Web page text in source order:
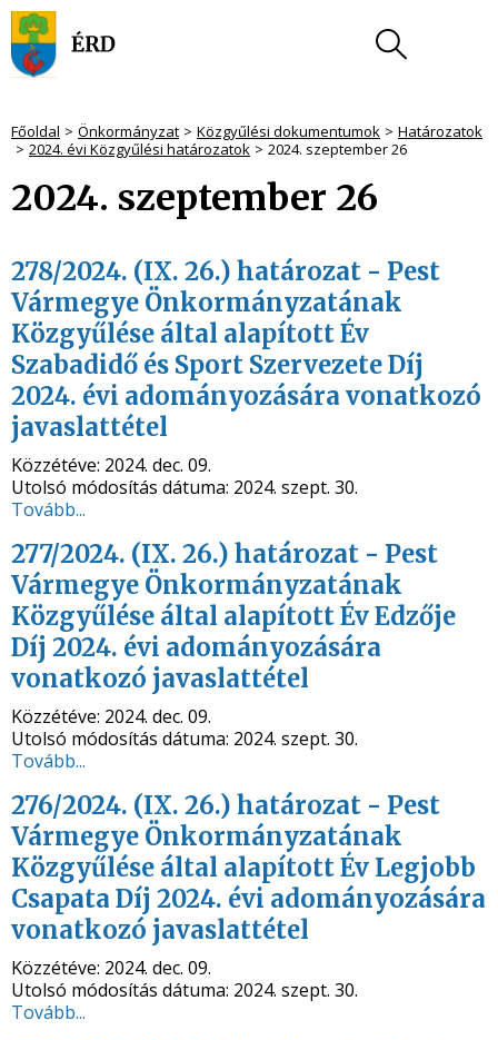
Főoldal Önkormányzat Közgyűlési dokumentumok
Határozatok
2024. évi Közgyűlési határozatok
2024. szeptember 26
2024. szeptember 26
278/2024. (IX. 26.) határozat - Pest
Vármegye Önkormányzatának
Közgyűlése által alapított Év
Szabadidő és Sport Szervezete Díj
2024. évi adományozására vonatkozó
javaslattétel
Közzétéve: 2024. dec. 09.
Utolsó módosítás dátuma: 2024. szept. 30.
Tovább...
277/2024. (IX. 26.) határozat - Pest
Vármegye Önkormányzatának
Közgyűlése által alapított Év Edzője
Díj 2024. évi adományozására
vonatkozó javaslattétel
Közzétéve: 2024. dec. 09.
Utolsó módosítás dátuma: 2024. szept. 30.
Tovább...
276/2024. (IX. 26.) határozat - Pest
Vármegye Önkormányzatának
Közgyűlése által alapított Év Legjobb
Csapata Díj 2024. évi adományozására
vonatkozó javaslattétel
Közzétéve: 2024. dec. 09.
Utolsó módosítás dátuma: 2024. szept. 30.
Tovább...